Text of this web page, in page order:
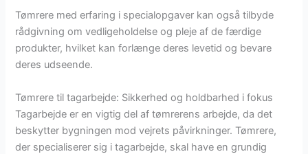
Tømrere med erfaring i specialopgaver kan også tilbyde
rådgivning om vedligeholdelse og pleje af de færdige
produkter, hvilket kan forlænge deres levetid og bevare
deres udseende.
Tømrere til tagarbejde: Sikkerhed og holdbarhed i fokus
Tagarbejde er en vigtig del af tømrerens arbejde, da det
beskytter bygningen mod vejrets påvirkninger. Tømrere,
der specialiserer sig i tagarbejde, skal have en grundig